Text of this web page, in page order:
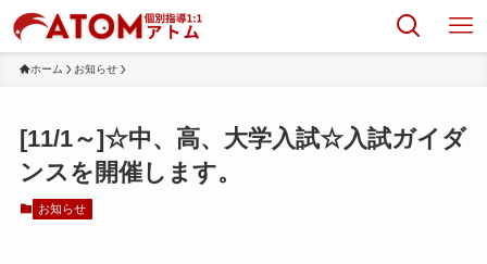
ホーム お知らせ
[11/1～]☆中、高、大学入試☆入試ガイダ
ンスを開催します。
お知らせ